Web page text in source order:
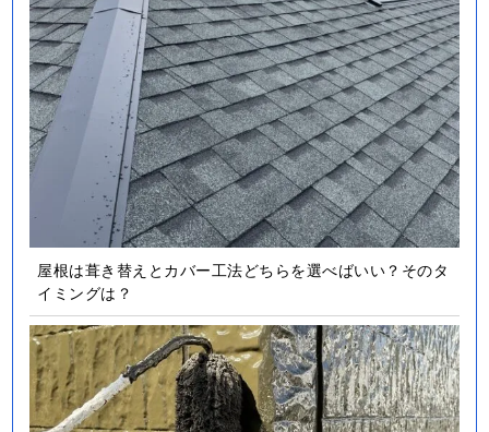
屋根は葺き替えとカバー工法どちらを選べばいい？そのタ
イミングは？